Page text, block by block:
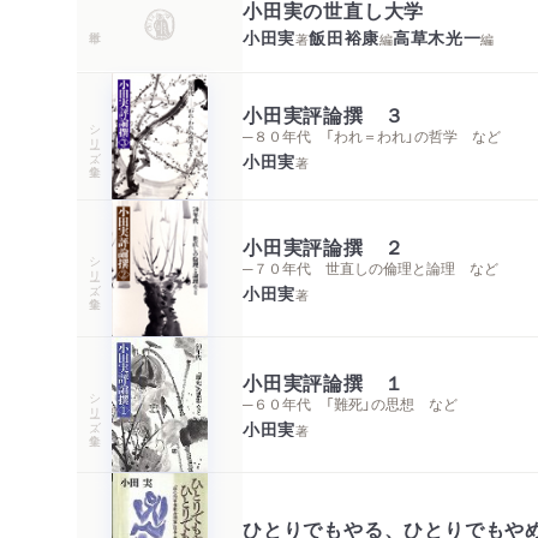
小田実の世直し大学
小田実著飯田裕康編高草木光一編
シリーズ・全集
小田実評論撰 ３
─８０年代 「われ＝われ」の哲学 など
小田実著
シリーズ・全集
小田実評論撰 ２
─７０年代 世直しの倫理と論理 など
小田実著
シリーズ・全集
小田実評論撰 １
─６０年代 「難死」の思想 など
小田実著
ひとりでもやる、ひとりでもや